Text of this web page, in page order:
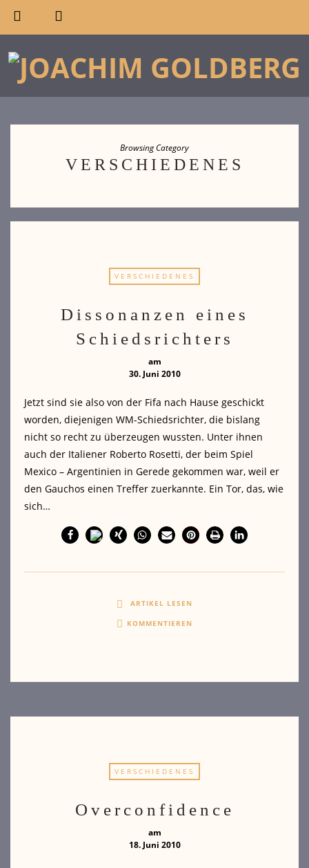
Browsing Category
VERSCHIEDENES
VERSCHIEDENES
Dissonanzen eines
Schiedsrichters
am
30. Juni 2010
Jetzt sind sie also von der Fifa nach Hause geschickt
worden, diejenigen WM-Schiedsrichter, die bislang
nicht so recht zu überzeugen wussten. Unter ihnen
auch der Italiener Roberto Rosetti, der beim Spiel
Mexico – Argentinien in Gerede gekommen war, weil er
den Gauchos einen Treffer zuerkannte. Ein Tor, das, wie
sich…
ARTIKEL LESEN
KOMMENTIEREN
VERSCHIEDENES
Overconfidence
am
18. Juni 2010